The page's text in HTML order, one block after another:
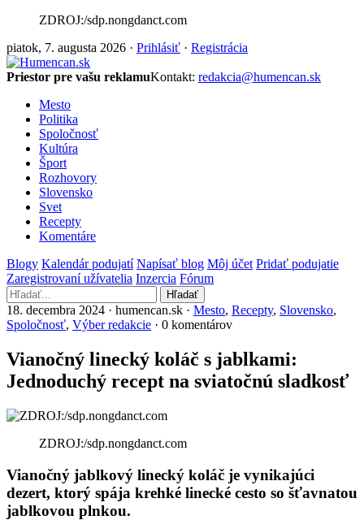
ZDROJ:/sdp.nongdanct.com
piatok, 7. augusta 2026 · Prihlásiť · Registrácia
Priestor pre vašu reklamuKontakt: redakcia@humencan.sk
Mesto
Politika
Spoločnosť
Kultúra
Šport
Rozhovory
Slovensko
Svet
Recepty
Komentáre
Blogy Kalendár podujatí Napísať blog Môj účet Pridať podujatie
Zaregistrovaní užívatelia Inzercia Fórum
Hľadať
18. decembra 2024 · humencan.sk · Mesto, Recepty, Slovensko,
Spoločnosť, Výber redakcie · 0 komentárov
Vianočný linecký koláč s jablkami:
Jednoduchý recept na sviatočnú sladkosť
ZDROJ:/sdp.nongdanct.com
Vianočný jablkový linecký koláč je vynikajúci
dezert, ktorý spája krehké linecké cesto so šťavnatou
jablkovou plnkou.